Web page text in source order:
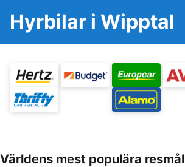
Hyrbilar i Wipptal
Världens mest populära resmål